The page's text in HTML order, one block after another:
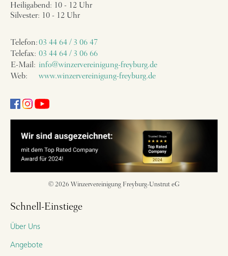
Heiligabend: 10 - 12 Uhr
Silvester: 10 - 12 Uhr
Telefon:03 44 64 / 3 06 47
Telefax: 03 44 64 / 3 06 66
E-Mail: info@winzervereinigung-freyburg.de
Web:
www.winzervereinigung-freyburg.de
© 2026 Winzervereinigung Freyburg-Unstrut eG
Schnell-Einstiege
Über Uns
Angebote